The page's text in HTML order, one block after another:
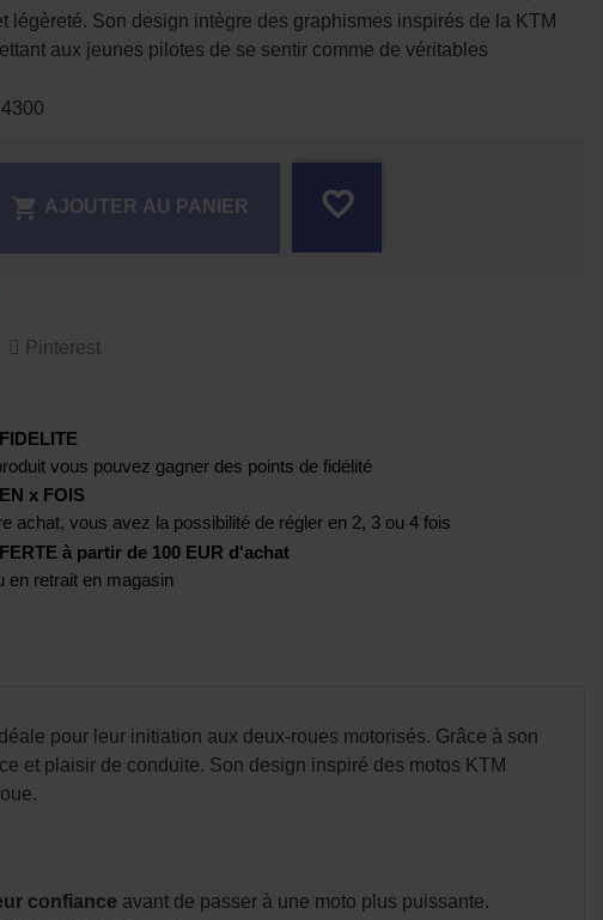
légèreté. Son design intègre des graphismes inspirés de la KTM
aux jeunes pilotes de se sentir comme de véritables
 AJOUTER AU PANIER favorite_border
Pinterest
vous pouvez gagner des points de fidélité
x FOIS
achat, vous avez la possibilité de régler en 2, 3 ou 4 fois
à partir de 100 EUR d'achat
en retrait en magasin
pour leur initiation aux deux-roues motorisés. Grâce à son
et plaisir de conduite. Son design inspiré des motos KTM
confiance avant de passer à une moto plus puissante.